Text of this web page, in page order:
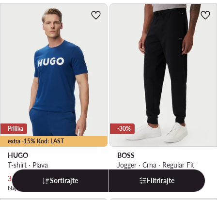
extra -15% Kod: LAST
Prilika
HUGO
T-shirt · Plava
Trenutna cijena
37,99
Najniža cijena
-30%
BOSS
Jogger · Crna · Regular Fit
Trenutna cijena
Sortirajte Filtrirajte